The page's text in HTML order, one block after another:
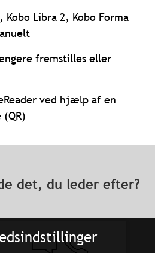
Kobo Libra 2, Kobo Forma
fremstilles eller
ved hjælp af en
(QR)
det, du leder efter?